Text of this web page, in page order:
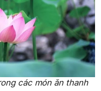
các món ăn thanh